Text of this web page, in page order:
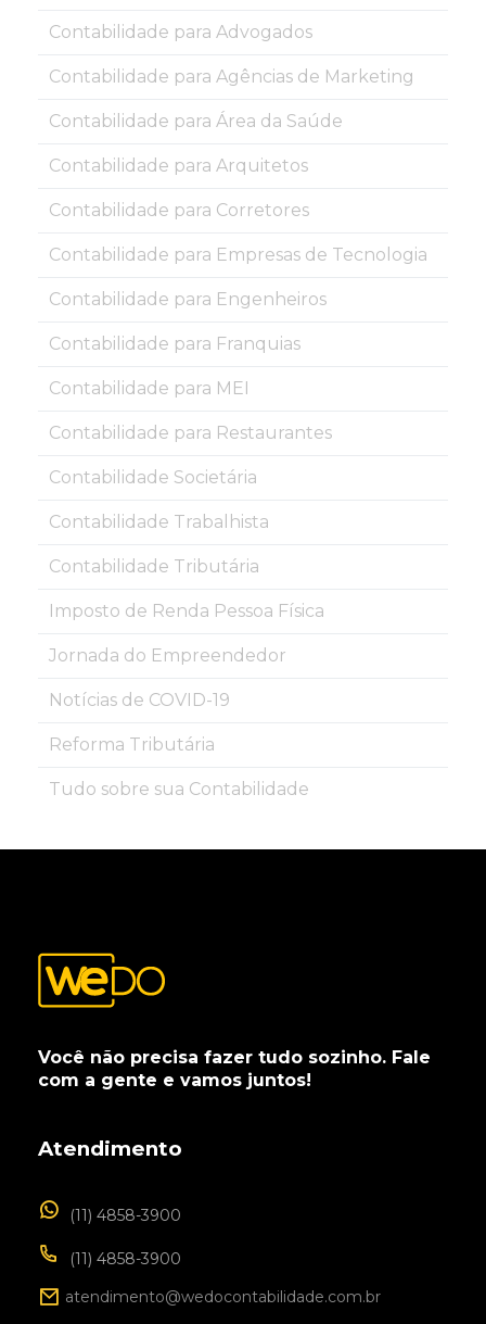
Contabilidade para Advogados
Contabilidade para Agências de Marketing
Contabilidade para Área da Saúde
Contabilidade para Arquitetos
Contabilidade para Corretores
Contabilidade para Empresas de Tecnologia
Contabilidade para Engenheiros
Contabilidade para Franquias
Contabilidade para MEI
Contabilidade para Restaurantes
Contabilidade Societária
Contabilidade Trabalhista
Contabilidade Tributária
Imposto de Renda Pessoa Física
Jornada do Empreendedor
Notícias de COVID-19
Reforma Tributária
Tudo sobre sua Contabilidade
Você não precisa fazer tudo sozinho. Fale
com a gente e vamos juntos!
Atendimento
(11) 4858-3900
(11) 4858-3900
atendimento@wedocontabilidade.com.br